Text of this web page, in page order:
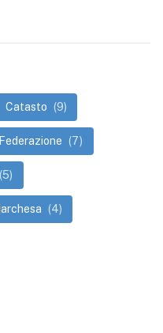
Catasto (9)
Federazione (7)
(5)
(4)